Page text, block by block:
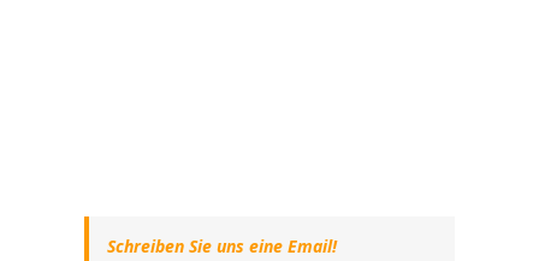
Schreiben Sie uns eine Email!